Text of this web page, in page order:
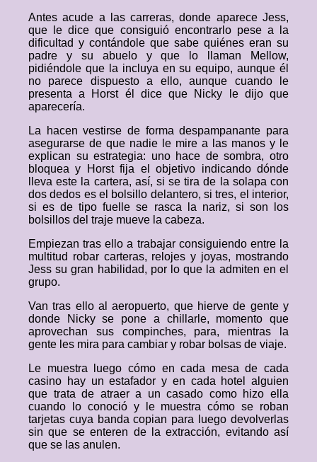
Antes acude a las carreras, donde aparece Jess,
que le dice que consiguió encontrarlo pese a la
dificultad y contándole que sabe quiénes eran su
padre y su abuelo y que lo llaman Mellow,
pidiéndole que la incluya en su equipo, aunque él
no parece dispuesto a ello, aunque cuando le
presenta a Horst él dice que Nicky le dijo que
aparecería.
La hacen vestirse de forma despampanante para
asegurarse de que nadie le mire a las manos y le
explican su estrategia: uno hace de sombra, otro
bloquea y Horst fija el objetivo indicando dónde
lleva este la cartera, así, si se tira de la solapa con
dos dedos es el bolsillo delantero, si tres, el interior,
si es de tipo fuelle se rasca la nariz, si son los
bolsillos del traje mueve la cabeza.
Empiezan tras ello a trabajar consiguiendo entre la
multitud robar carteras, relojes y joyas, mostrando
Jess su gran habilidad, por lo que la admiten en el
grupo.
Van tras ello al aeropuerto, que hierve de gente y
donde Nicky se pone a chillarle, momento que
aprovechan sus compinches, para, mientras la
gente les mira para cambiar y robar bolsas de viaje.
Le muestra luego cómo en cada mesa de cada
casino hay un estafador y en cada hotel alguien
que trata de atraer a un casado como hizo ella
cuando lo conoció y le muestra cómo se roban
tarjetas cuya banda copian para luego devolverlas
sin que se enteren de la extracción, evitando así
que se las anulen.